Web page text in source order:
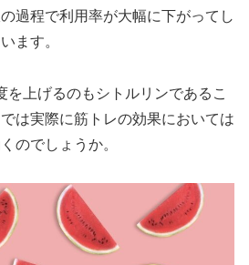
過程で利用率が大幅に下がってし
ます。
を上げるのもシトルリンであるこ
は実際に筋トレの効果においては
のでしょうか。